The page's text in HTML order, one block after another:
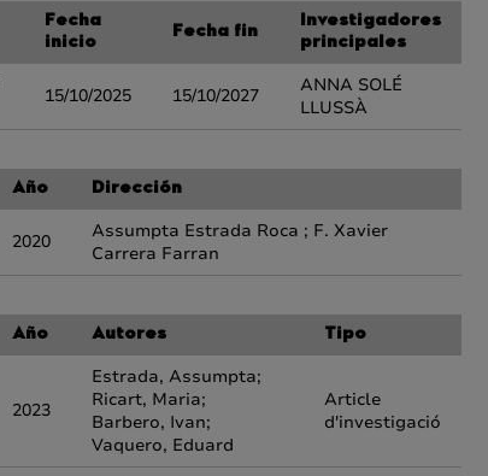
Fecha
inicio
Fecha fin
Investigadores
principales
15/10/2025 15/10/2027
ANNA SOLÉ
LLUSSÀ
Año Dirección
2020
Assumpta Estrada Roca ; F. Xavier
Carrera Farran
Año Autores Tipo
2023
Estrada, Assumpta;
Ricart, Maria;
Barbero, Ivan;
Vaquero, Eduard
Article
d'investigació